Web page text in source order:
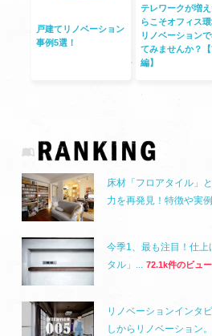
戸建てリノベーション
事例5選！
テレワークが増
らこそオフィス
リノベーションで
てみませんか？
編】
床材「フロアタイル」
力を再発見！特徴や実
今季1、最も注目！仕
タル」... 72.1k件のビュー
リノベーションインタ
しからリノベーション